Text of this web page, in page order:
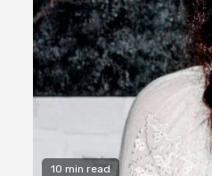
10 min read